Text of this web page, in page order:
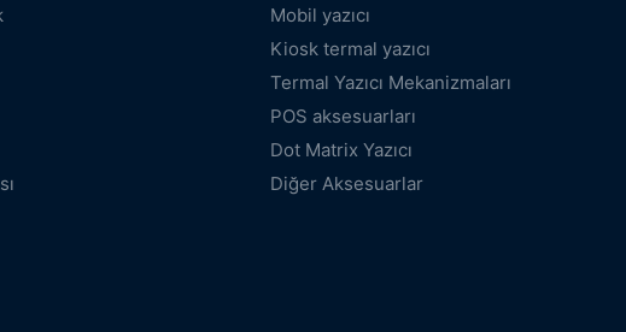
Mobil yazıcı
Kiosk termal yazıcı
Termal Yazıcı Mekanizmaları
POS aksesuarları
Dot Matrix Yazıcı
Diğer Aksesuarlar